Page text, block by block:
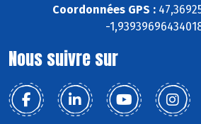
Coordonnées GPS :
-
Nous suivre sur